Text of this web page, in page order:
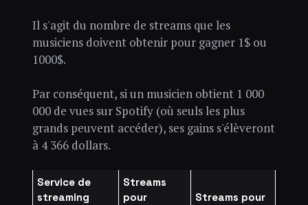
Il s'agit du nombre de streams que les
musiciens doivent obtenir pour gagner 1$ ou
1000$.
Par conséquent, si un musicien obtient 1 000
000 de vues sur Spotify (où seuls les plus
grands peuvent accéder), ses gains s'élèveront
à 4 366 dollars.
Service de
streaming
Streams
pour
Streams pour